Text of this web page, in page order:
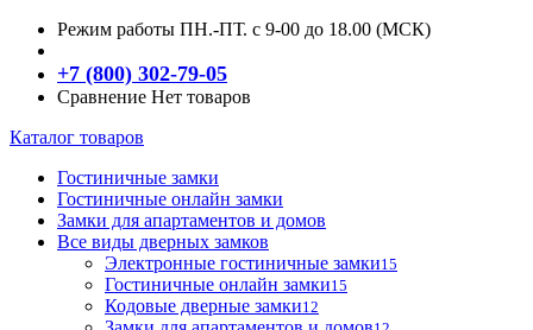
Режим работы ПН.-ПТ. с 9-00 до 18.00 (МСК)
+7 (800) 302-79-05
Сравнение Нет товаров
Каталог товаров
Гостиничные замки
Гостиничные онлайн замки
Замки для апартаментов и домов
Все виды дверных замков
Электронные гостиничные замки15
Гостиничные онлайн замки15
Кодовые дверные замки12